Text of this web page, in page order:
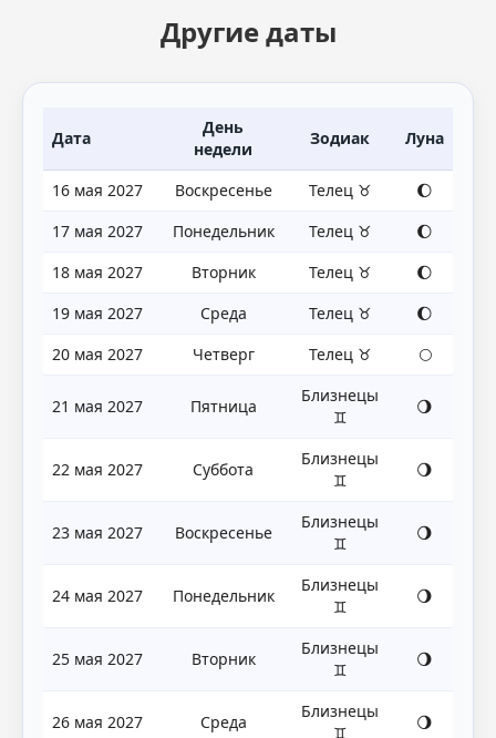
Другие даты
Дата
День
недели
Зодиак Луна
16 мая 2027 Воскресенье Телец ♉
🌔
17 мая 2027
Понедельник Телец ♉
🌔
18 мая 2027
Вторник Телец ♉
🌔
19 мая 2027
Среда Телец ♉
🌔
20 мая 2027
Четверг Телец ♉ 🌕
21 мая 2027 Пятница
Близнецы
♊
🌖
22 мая 2027 Суббота
Близнецы
♊
🌖
23 мая 2027 Воскресенье
Близнецы
♊
🌖
24 мая 2027 Понедельник
Близнецы
♊
🌖
25 мая 2027 Вторник
Близнецы
♊
🌖
26 мая 2027 Среда
Близнецы
♊
🌖